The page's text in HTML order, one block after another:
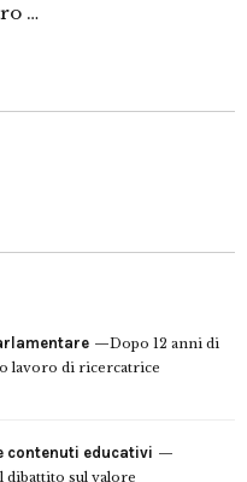
…
Dopo 12 anni di
lavoro di ricercatrice
contenuti educativi
dibattito sul valore